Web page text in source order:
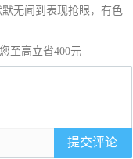
默无闻到表现抢眼，有色
至高立省400元
提交评论